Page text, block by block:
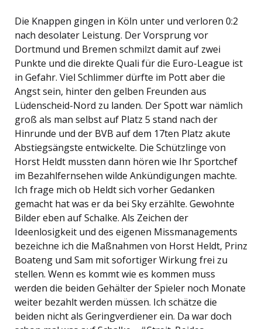
Die Knappen gingen in Köln unter und verloren 0:2
nach desolater Leistung. Der Vorsprung vor
Dortmund und Bremen schmilzt damit auf zwei
Punkte und die direkte Quali für die Euro-League ist
in Gefahr. Viel Schlimmer dürfte im Pott aber die
Angst sein, hinter den gelben Freunden aus
Lüdenscheid-Nord zu landen. Der Spott war nämlich
groß als man selbst auf Platz 5 stand nach der
Hinrunde und der BVB auf dem 17ten Platz akute
Abstiegsängste entwickelte. Die Schützlinge von
Horst Heldt mussten dann hören wie Ihr Sportchef
im Bezahlfernsehen wilde Ankündigungen machte.
Ich frage mich ob Heldt sich vorher Gedanken
gemacht hat was er da bei Sky erzählte. Gewohnte
Bilder eben auf Schalke. Als Zeichen der
Ideenlosigkeit und des eigenen Missmanagements
bezeichne ich die Maßnahmen von Horst Heldt, Prinz
Boateng und Sam mit sofortiger Wirkung frei zu
stellen. Wenn es kommt wie es kommen muss
werden die beiden Gehälter der Spieler noch Monate
weiter bezahlt werden müssen. Ich schätze die
beiden nicht als Geringverdiener ein. Da war doch